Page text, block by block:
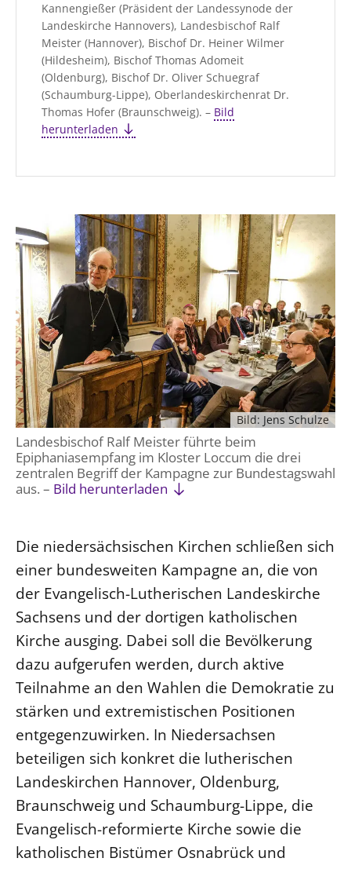
Kannengießer (Präsident der Landessynode der
Landeskirche Hannovers), Landesbischof Ralf
Meister (Hannover), Bischof Dr. Heiner Wilmer
(Hildesheim), Bischof Thomas Adomeit
(Oldenburg), Bischof Dr. Oliver Schuegraf
(Schaumburg-Lippe), Oberlandeskirchenrat Dr.
Thomas Hofer (Braunschweig). – Bild
herunterladen
Bild: Jens Schulze
Landesbischof Ralf Meister führte beim
Epiphaniasempfang im Kloster Loccum die drei
zentralen Begriff der Kampagne zur Bundestagswahl
aus. – Bild herunterladen
Die niedersächsischen Kirchen schließen sich
einer bundesweiten Kampagne an, die von
der Evangelisch-Lutherischen Landeskirche
Sachsens und der dortigen katholischen
Kirche ausging. Dabei soll die Bevölkerung
dazu aufgerufen werden, durch aktive
Teilnahme an den Wahlen die Demokratie zu
stärken und extremistischen Positionen
entgegenzuwirken. In Niedersachsen
beteiligen sich konkret die lutherischen
Landeskirchen Hannover, Oldenburg,
Braunschweig und Schaumburg-Lippe, die
Evangelisch-reformierte Kirche sowie die
katholischen Bistümer Osnabrück und